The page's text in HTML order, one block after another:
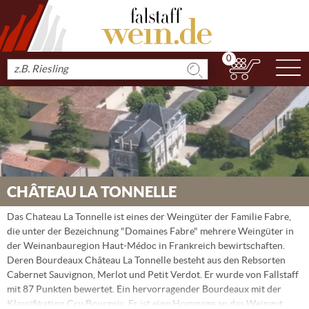
Produkt
suchen
0
CHÂTEAU LA TONNELLE
Das Chateau La Tonnelle ist eines der Weingüter der Familie Fabre,
die unter der Bezeichnung "Domaines Fabre" mehrere Weingüter in
der Weinanbauregion Haut-Médoc in Frankreich bewirtschaften.
Deren Bourdeaux Château La Tonnelle besteht aus den Rebsorten
Cabernet Sauvignon, Merlot und Petit Verdot. Er wurde von Fallstaff
mit 87 Punkten bewertet. Ein hervorragender Bourdeaux mit der
Klassifikation Cru Bourgois. Er ist eine Hommage an das Weingut